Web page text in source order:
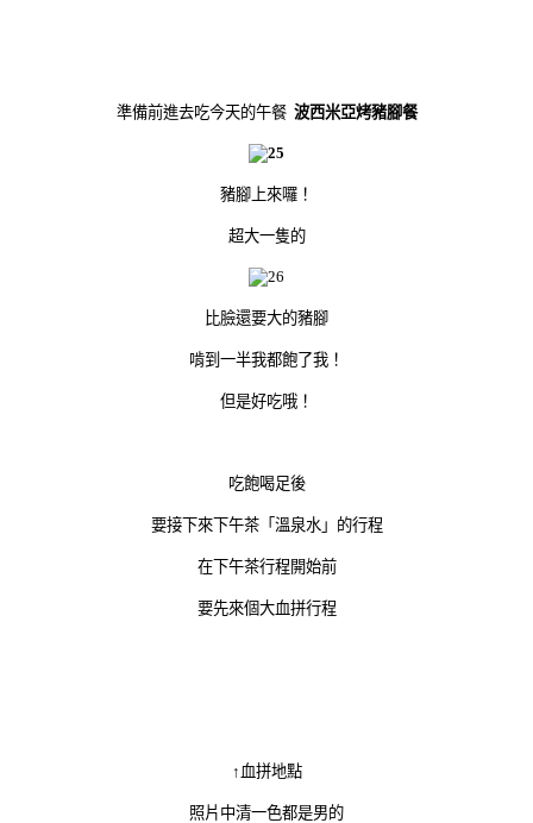
準備前進去吃今天的午餐 波西米亞烤豬腳餐
豬腳上來囉！
超大一隻的
比臉還要大的豬腳
啃到一半我都飽了我！
但是好吃哦！
吃飽喝足後
要接下來下午茶「溫泉水」的行程
在下午茶行程開始前
要先來個大血拼行程
↑血拼地點
照片中清一色都是男的